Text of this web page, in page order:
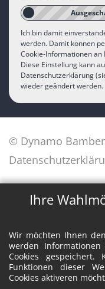
Ihre
Wir möchten Ihnen
werden
Cookies
Funktionen dieser
Cookies aktiveren
Ich bin damit
werden. Damit können
Cookie-Informationen
Diese Einstellung kann
Datenschutzerklärung
wieder geändert werden.
© Dynamo